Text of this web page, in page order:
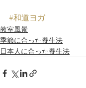
#和道ヨガ
教室風景
季節に合った養生法
日本人に合った養生法